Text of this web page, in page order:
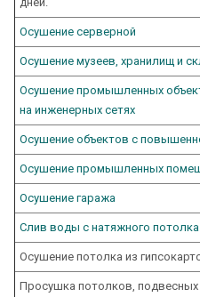
Осушение серверной
Осушение музеев, хранилищ и
Осушение промышленных
на инженерных сетях
Осушение объектов с
Осушение промышленных
Осушение гаража
Слив воды с натяжного потолка
Осушение потолка из
Просушка потолков,